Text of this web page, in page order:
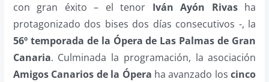
con gran éxito – el tenor Iván Ayón Rivasha
protagonizado dos bises dos días consecutivos -, la
56º temporada de la Ópera de Las Palmas de Gran
Canaria. Culminada la programación, la asociación
Amigos Canarios de la Ópera ha avanzado loscinco